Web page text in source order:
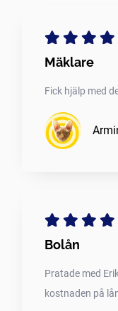
Mäklare
Fick hjälp med
Bolån
Pratade med
kostnaden på